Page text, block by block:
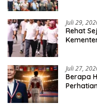
Juli 29,
Rehat
Juli 27,
Berapa